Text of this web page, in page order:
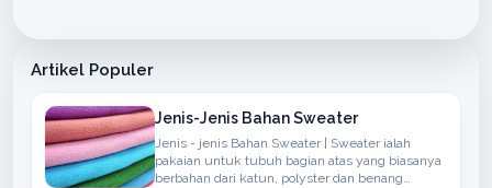
Artikel Populer
Jenis-Jenis Bahan Sweater
Jenis - jenis Bahan Sweater | Sweater ialah
pakaian untuk tubuh bagian atas yang biasanya
berbahan dari katun, polyster dan benang